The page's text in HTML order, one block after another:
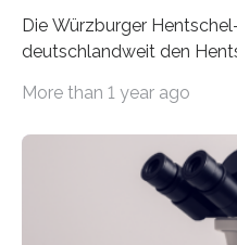
Die Würzburger
deutschlandweit den
hochrangige
Schlaganfall“ mit Sitz in
Schlaganfallforschung,
Betroffenen zu
diesem Jahr wieder
More than 1 year ago